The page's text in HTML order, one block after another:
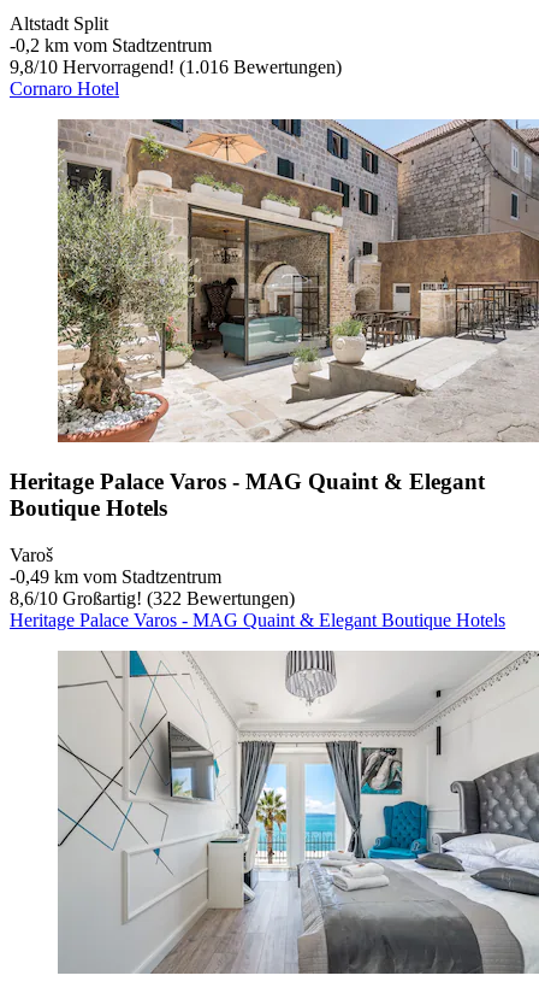
Altstadt Split
‐0,2 km vom Stadtzentrum
9,8/10 Hervorragend! (1.016 Bewertungen)
Cornaro Hotel
Heritage Palace Varos - MAG Quaint & Elegant
Boutique Hotels
Varoš
‐0,49 km vom Stadtzentrum
8,6/10 Großartig! (322 Bewertungen)
Heritage Palace Varos - MAG Quaint & Elegant Boutique Hotels